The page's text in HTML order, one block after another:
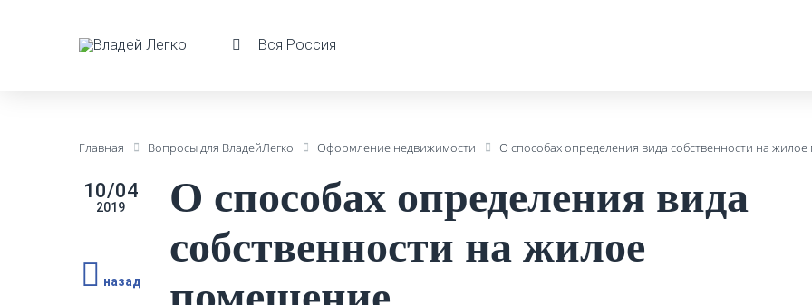
Вся Россия
Главная Вопросы для ВладейЛегко Оформление недвижимости О способах определения вида собственности на
10/04
2019
назад
О способах определения вида
собственности на жилое